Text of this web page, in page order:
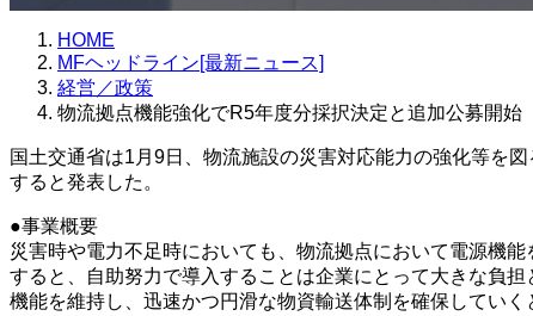
HOME
MFヘッドライン[最新ニュース]
経営／政策
物流拠点機能強化でR5年度分採択決定と追加公募開始
国土交通省は1月9日、物流施設の災害対応能力の強化等を
すると発表した。
●事業概要
災害時や電力不足時においても、物流拠点において電源機
すると、自助努力で導入することは企業にとって大きな負
機能を維持し、迅速かつ円滑な物資輸送体制を確保していく